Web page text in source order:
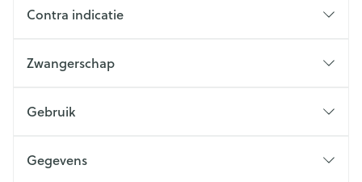
Contra indicatie
Zwangerschap
Gebruik
Gegevens